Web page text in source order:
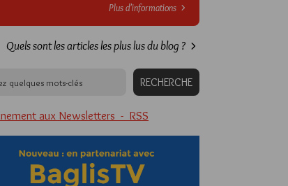
Plus d’informations
Quels sont les articles les plus lus du blog ?
aux Newsletters - RSS